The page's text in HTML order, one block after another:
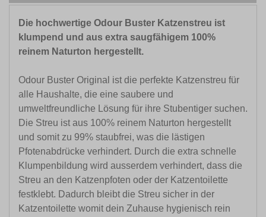
Die hochwertige Odour Buster Katzenstreu ist
klumpend und aus extra saugfähigem 100%
reinem Naturton hergestellt.
Odour Buster Original ist die perfekte Katzenstreu für
alle Haushalte, die eine saubere und
umweltfreundliche Lösung für ihre Stubentiger suchen.
Die Streu ist aus 100% reinem Naturton hergestellt
und somit zu 99% staubfrei, was die lästigen
Pfotenabdrücke verhindert. Durch die extra schnelle
Klumpenbildung wird ausserdem verhindert, dass die
Streu an den Katzenpfoten oder der Katzentoilette
festklebt. Dadurch bleibt die Streu sicher in der
Katzentoilette womit dein Zuhause hygienisch rein